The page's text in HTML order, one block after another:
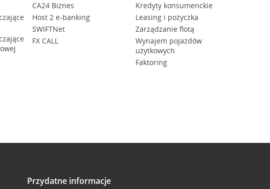
CA24 Biznes
Host 2 e-banking
SWIFTNet
FX CALL
Kredyty konsumenckie
Leasing i pożyczka
Zarządzanie flotą
Wynajem pojazdów
użytkowych
Faktoring
Przydatne informacje